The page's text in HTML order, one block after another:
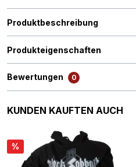
Produktbeschreibung
Produkteigenschaften
Bewertungen 0
Produktgalerie überspringen
KUNDEN KAUFTEN AUCH
%